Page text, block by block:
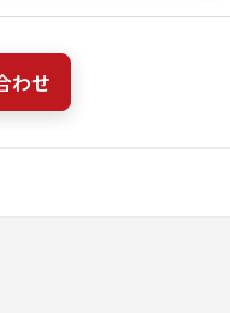
わせ